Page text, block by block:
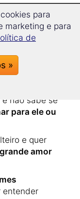
quer perder
e não sabe se
para ele ou
e quer
amor
entender
para
marketing e para
de
»